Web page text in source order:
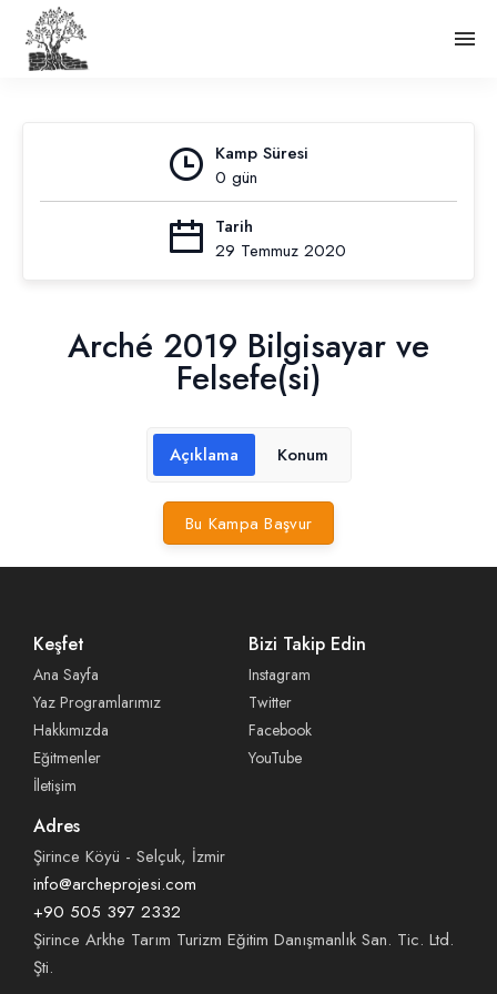
Kamp Süresi
0 gün
Tarih
29 Temmuz 2020
Arché 2019 Bilgisayar ve
Felsefe(si)
Açıklama Konum
Bu Kampa Başvur
Keşfet
Ana Sayfa
Yaz Programlarımız
Hakkımızda
Eğitmenler
İletişim
Bizi Takip Edin
Instagram
Twitter
Facebook
YouTube
Adres
Şirince Köyü - Selçuk, İzmir
info@archeprojesi.com
+90 505 397 2332
Şirince Arkhe Tarım Turizm Eğitim Danışmanlık San. Tic. Ltd.
Şti.